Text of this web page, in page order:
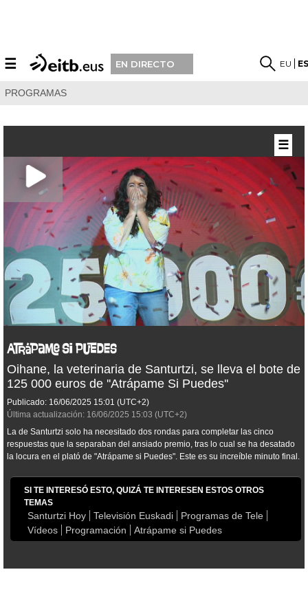
☰ EN DIRECTO EU
PROGRAMAS
Oihane, la veterinaria de Santurtzi, se lleva el bote de
125 000 euros de ''Atrápame Si Puedes''
Publicado: 16/06/2025 15:01 (UTC+2)
Última actualización: 16/06/2025 15:03 (UTC+2)
La de Santurtzi solo ha necesitado dos rondas para completar las cinco
respuestas que la separaban del ansiado premio, tras lo cual se ha desatado
la locura en el plató de "Atrápame si Puedes". Este es su increíble minuto final.
SI TE INTERESÓ ESTO, QUIZÁ TE INTERESEN ESTOS OTROS
TEMAS
Santurtzi Hoy Televisión Euskadi
Programas de Tele
Vídeos
Programación Atrápame si Puedes
☰